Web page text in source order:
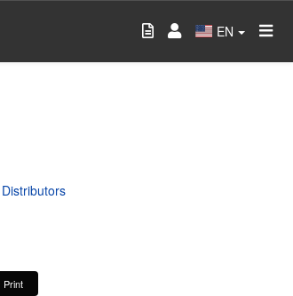
EN
Print